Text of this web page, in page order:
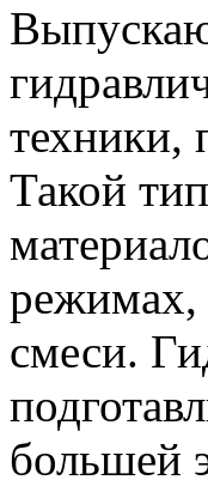
техники,
Такой
режимах,
смеси.
большей